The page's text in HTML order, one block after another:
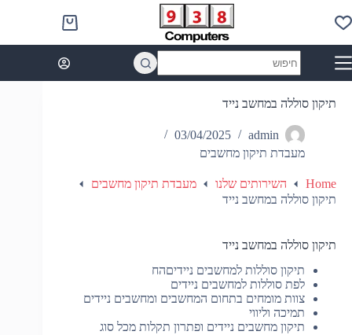
to
content
Shopping
cart
results
תיקון סוללה במחשב נייד
admin
03/04/2025
מעבדת תיקון מחשבים
Home השירותים שלנו
מעבדת תיקון מחשבים
תיקון סוללה במחשב נייד
תיקון סוללה במחשב נייד
תיקון סוללות למחשבים ניידיםהח
לפת סוללות למחשבים ניידים
צוות מומחים בתחום המחשבים ומחשבים ניידים
תמיכה וליווי
תיקון מחשבים ניידים ופתרון תקלות מכל סוג